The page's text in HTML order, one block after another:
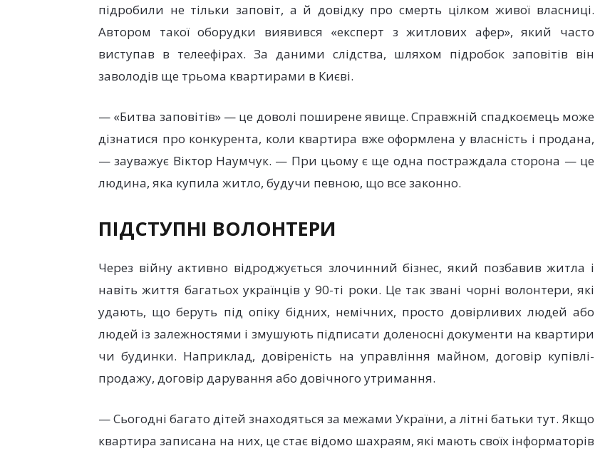
підробили не тільки заповіт, а й довідку про смерть цілком живої власниці.
Автором такої оборудки виявився «експерт з житлових афер», який часто
виступав в телеефірах. За даними слідства, шляхом підробок заповітів він
заволодів ще трьома квартирами в Києві.
— «Битва заповітів» — це доволі поширене явище. Справжній спадкоємець може
дізнатися про конкурента, коли квартира вже оформлена у власність і продана,
— зауважує Віктор Наумчук. — При цьому є ще одна постраждала сторона — це
людина, яка купила житло, будучи певною, що все законно.
ПІДСТУПНІ ВОЛОНТЕРИ
Через війну активно відроджується злочинний бізнес, який позбавив житла і
навіть життя багатьох українців у 90-ті роки. Це так звані чорні волонтери, які
удають, що беруть під опіку бідних, немічних, просто довірливих людей або
людей із залежностями і змушують підписати доленосні документи на квартири
чи будинки. Наприклад, довіреність на управління майном, договір купівлі-
продажу, договір дарування або довічного утримання.
— Сьогодні багато дітей знаходяться за межами України, а літні батьки тут. Якщо
квартира записана на них, це стає відомо шахраям, які мають своїх інформаторів